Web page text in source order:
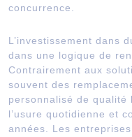
concurrence.
L’investissement dans
dans une logique de
Contrairement aux
souvent des
personnalisé de qualité
l’usure quotidienne et
années. Les